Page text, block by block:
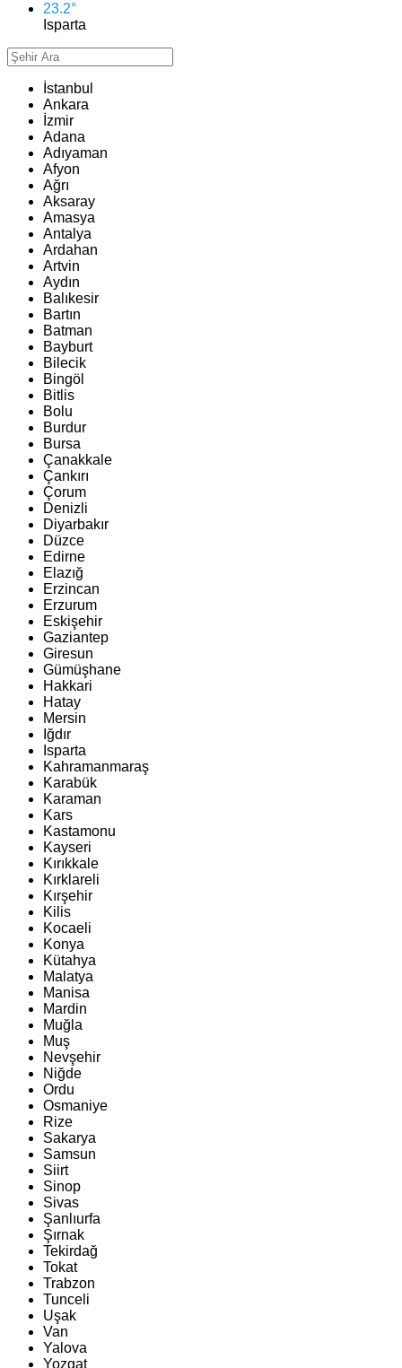
23.2°
Isparta
İstanbul
Ankara
İzmir
Adana
Adıyaman
Afyon
Ağrı
Aksaray
Amasya
Antalya
Ardahan
Artvin
Aydın
Balıkesir
Bartın
Batman
Bayburt
Bilecik
Bingöl
Bitlis
Bolu
Burdur
Bursa
Çanakkale
Çankırı
Çorum
Denizli
Diyarbakır
Düzce
Edirne
Elazığ
Erzincan
Erzurum
Eskişehir
Gaziantep
Giresun
Gümüşhane
Hakkari
Hatay
Mersin
Iğdır
Isparta
Kahramanmaraş
Karabük
Karaman
Kars
Kastamonu
Kayseri
Kırıkkale
Kırklareli
Kırşehir
Kilis
Kocaeli
Konya
Kütahya
Malatya
Manisa
Mardin
Muğla
Muş
Nevşehir
Niğde
Ordu
Osmaniye
Rize
Sakarya
Samsun
Siirt
Sinop
Sivas
Şanlıurfa
Şırnak
Tekirdağ
Tokat
Trabzon
Tunceli
Uşak
Van
Yalova
Yozgat